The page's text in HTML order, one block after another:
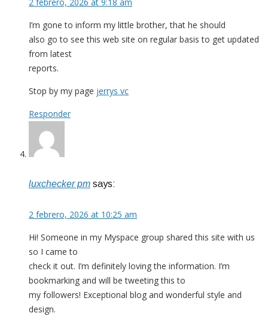
I’m gone to inform my little brother, that he should
also go to see this web site on regular basis to get updated
from latest
reports.
Stop by my page jerrys vc
Responder
luxchecker pm says:
2 febrero, 2026 at 10:25 am
Hi! Someone in my Myspace group shared this site with us
so I came to
check it out. I’m definitely loving the information. I’m
bookmarking and will be tweeting this to
my followers! Exceptional blog and wonderful style and
design.